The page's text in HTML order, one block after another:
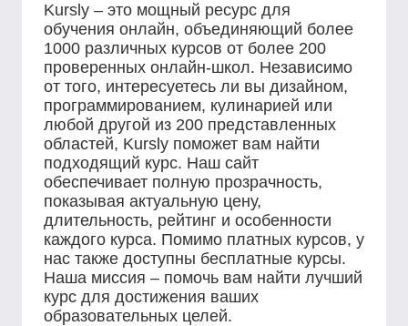
Kursly – это мощный ресурс для
обучения онлайн, объединяющий более
1000 различных курсов от более 200
проверенных онлайн-школ. Независимо
от того, интересуетесь ли вы дизайном,
программированием, кулинарией или
любой другой из 200 представленных
областей, Kursly поможет вам найти
подходящий курс. Наш сайт
обеспечивает полную прозрачность,
показывая актуальную цену,
длительность, рейтинг и особенности
каждого курса. Помимо платных курсов, у
нас также доступны бесплатные курсы.
Наша миссия – помочь вам найти лучший
курс для достижения ваших
образовательных целей.